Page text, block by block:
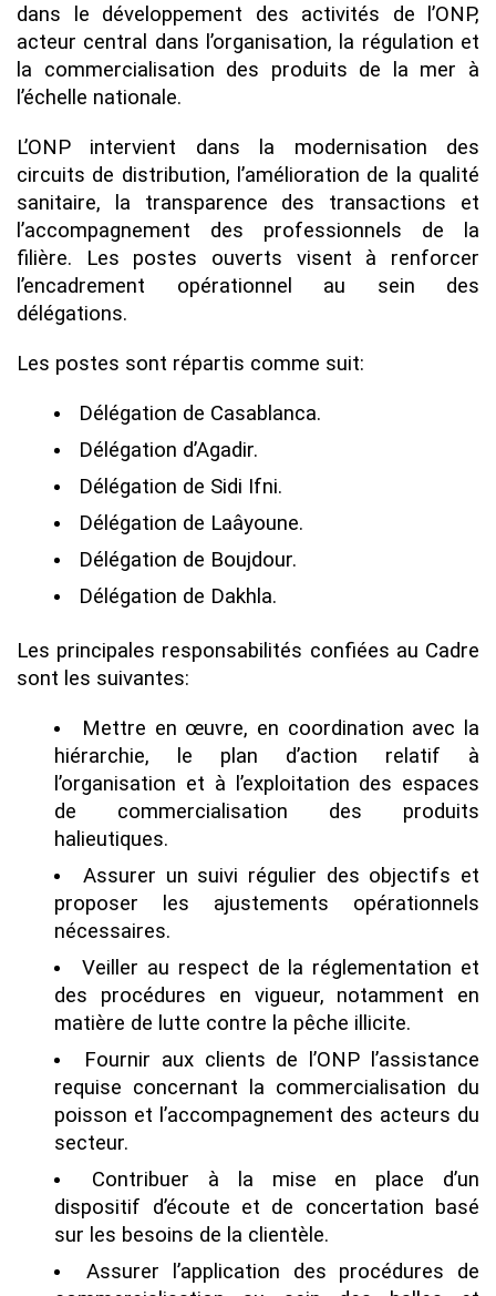
dans le développement des activités de l’ONP,
acteur central dans l’organisation, la régulation et
la commercialisation des produits de la mer à
l’échelle nationale.
L’ONP intervient dans la modernisation des
circuits de distribution, l’amélioration de la qualité
sanitaire, la transparence des transactions et
l’accompagnement des professionnels de la
filière. Les postes ouverts visent à renforcer
l’encadrement opérationnel au sein des
délégations.
Les postes sont répartis comme suit:
Délégation de Casablanca.
Délégation d’Agadir.
Délégation de Sidi Ifni.
Délégation de Laâyoune.
Délégation de Boujdour.
Délégation de Dakhla.
Les principales responsabilités confiées au Cadre
sont les suivantes:
Mettre en œuvre, en coordination avec la
hiérarchie, le plan d’action relatif à
l’organisation et à l’exploitation des espaces
de commercialisation des produits
halieutiques.
Assurer un suivi régulier des objectifs et
proposer les ajustements opérationnels
nécessaires.
Veiller au respect de la réglementation et
des procédures en vigueur, notamment en
matière de lutte contre la pêche illicite.
Fournir aux clients de l’ONP l’assistance
requise concernant la commercialisation du
poisson et l’accompagnement des acteurs du
secteur.
Contribuer à la mise en place d’un
dispositif d’écoute et de concertation basé
sur les besoins de la clientèle.
Assurer l’application des procédures de